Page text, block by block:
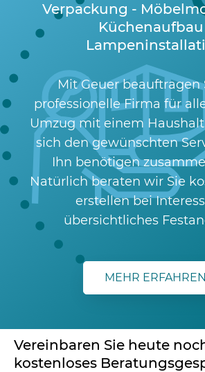
Verpackung -
Mit Geuer beauftragen
professionelle Firma für
Umzug mit einem
sich den gewünschten
Ihn benötigen
Natürlich beraten wir Sie
erstellen bei
übersichtliches
MEHR ERFAHREN
Vereinbaren Sie heute
kostenloses